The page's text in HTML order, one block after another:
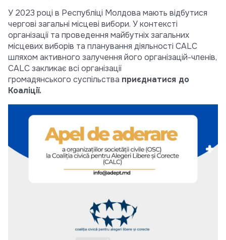
У 2023 році в Республіці Молдова мають відбутися
чергові загальні місцеві вибори. У контексті
організації та проведення майбутніх загальних
місцевих виборів та планування діяльності CALC
шляхом активного залучення його організацій-членів,
CALC закликає всі організації
громадянського суспільства приєднатися до
Коаліції.